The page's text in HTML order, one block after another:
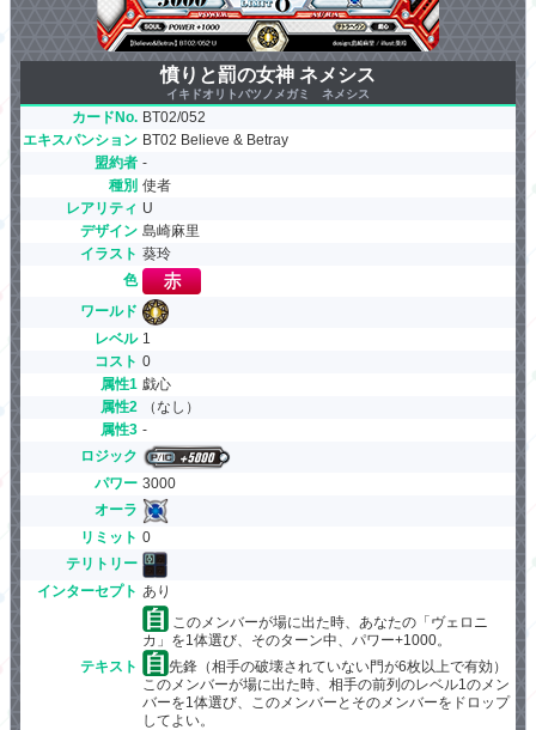
憤りと罰の女神 ネメシス
イキドオリトバツノメガミ ネメシス
カードNo. BT02/052
エキスパンション BT02 Believe & Betray
盟約者 -
種別 使者
レアリティ U
デザイン 島崎麻里
イラスト 葵玲
色
ワールド
レベル 1
コスト 0
属性1 戯心
属性2
（なし）
属性3 -
ロジック
パワー 3000
オーラ
リミット 0
テリトリー
インターセプト あり
テキスト
このメンバーが場に出た時、あなたの「ヴェロニ
カ」を1体選び、そのターン中、パワー+1000。
先鋒（相手の破壊されていない門が6枚以上で有効）
このメンバーが場に出た時、相手の前列のレベル1のメン
バーを1体選び、このメンバーとそのメンバーをドロップ
してよい。